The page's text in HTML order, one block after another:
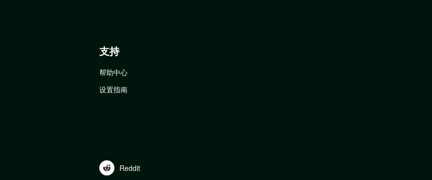
支持
帮助中心
设置指南
Reddit